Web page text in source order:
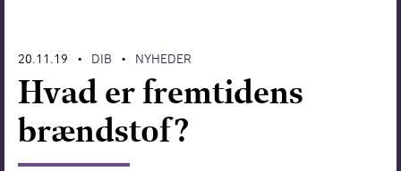
20.11.19 • DIB • NYHEDER
Hvad er fremtidens
brændstof?